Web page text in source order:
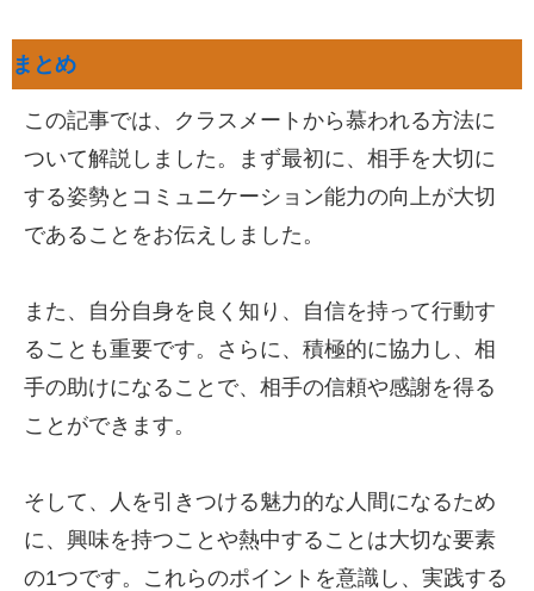
まとめ
この記事では、クラスメートから慕われる方法に
ついて解説しました。まず最初に、相手を大切に
する姿勢とコミュニケーション能力の向上が大切
であることをお伝えしました。
また、自分自身を良く知り、自信を持って行動す
ることも重要です。さらに、積極的に協力し、相
手の助けになることで、相手の信頼や感謝を得る
ことができます。
そして、人を引きつける魅力的な人間になるため
に、興味を持つことや熱中することは大切な要素
の1つです。これらのポイントを意識し、実践する